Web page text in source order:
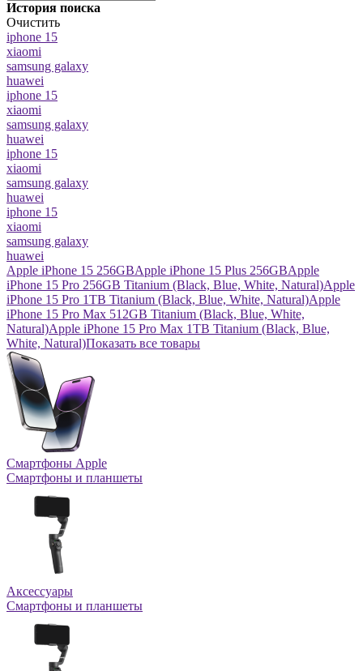
История поиска
Очистить
iphone 15
xiaomi
samsung galaxy
huawei
iphone 15
xiaomi
samsung galaxy
huawei
iphone 15
xiaomi
samsung galaxy
huawei
iphone 15
xiaomi
samsung galaxy
huawei
Apple iPhone 15 256GBApple iPhone 15 Plus 256GBApple
iPhone 15 Pro 256GB Titanium (Black, Blue, White, Natural)Apple
iPhone 15 Pro 1TB Titanium (Black, Blue, White, Natural)Apple
iPhone 15 Pro Max 512GB Titanium (Black, Blue, White,
Natural)Apple iPhone 15 Pro Max 1TB Titanium (Black, Blue,
White, Natural)Показать все товары
Смартфоны Apple
Смартфоны и планшеты
Аксессуары
Смартфоны и планшеты